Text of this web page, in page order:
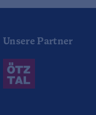
Unsere Partner